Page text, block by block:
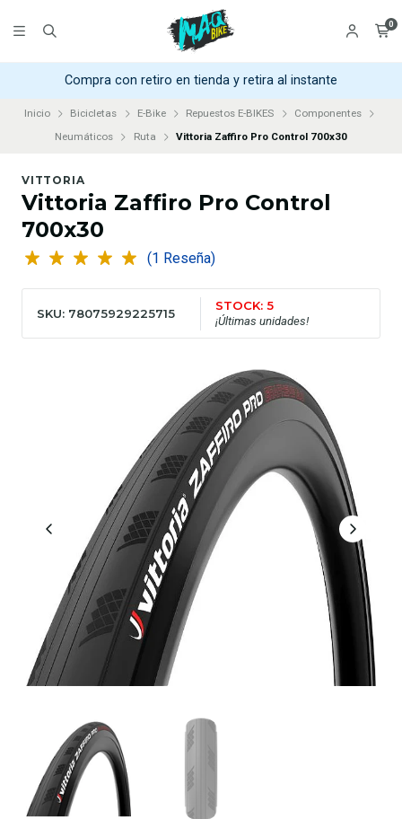
0
Compra con retiro en tienda y retira al instante
Inicio Bicicletas E-Bike Repuestos E-BIKES
Componentes
Neumáticos
Ruta Vittoria Zaffiro Pro Control 700x30
VITTORIA
Vittoria Zaffiro Pro Control
700x30
(1 Reseña)
SKU: 78075929225715
STOCK: 5
¡Últimas unidades!